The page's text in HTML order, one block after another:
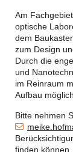
Am
optische
dem
zum Design
Durch die
und
im Reinraum
Aufbau möglich.
Bitte nehmen
finden können.